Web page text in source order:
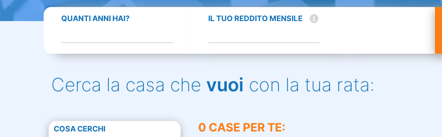
QUANTI ANNI HAI? IL TUO REDDITO MENSILE
Cerca la casa che vuoi con la tua rata:
COSA CERCHI 0 CASE PER TE: